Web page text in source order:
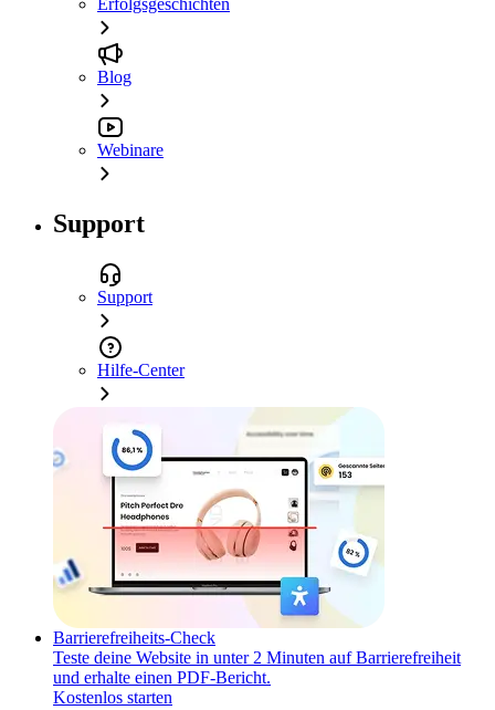
Erfolgsgeschichten
Blog
Webinare
Support
Support
Hilfe-Center
Barrierefreiheits-Check
Teste deine Website in unter 2 Minuten auf Barrierefreiheit
und erhalte einen PDF-Bericht.
Kostenlos starten